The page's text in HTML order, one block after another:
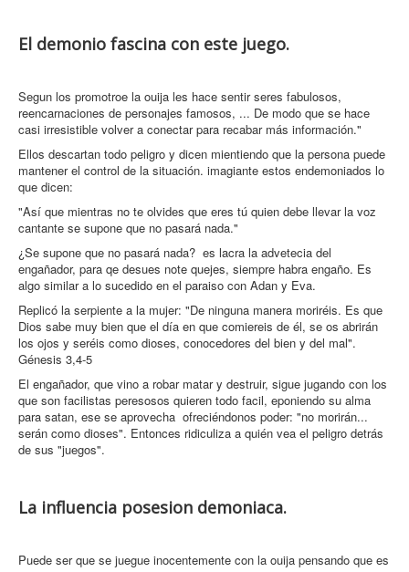
El demonio fascina con este juego.
Segun los promotroe la ouija les hace sentir seres fabulosos,
reencarnaciones de personajes famosos, ... De modo que se hace
casi irresistible volver a conectar para recabar más información."
Ellos descartan todo peligro y dicen mientiendo que la persona puede
mantener el control de la situación. imagiante estos endemoniados lo
que dicen:
"Así que mientras no te olvides que eres tú quien debe llevar la voz
cantante se supone que no pasará nada."
¿Se supone que no pasará nada? es lacra la advetecia del
engañador, para qe desues note quejes, siempre habra engaño. Es
algo similar a lo sucedido en el paraiso con Adan y Eva.
Replicó la serpiente a la mujer: "De ninguna manera moriréis. Es que
Dios sabe muy bien que el día en que comiereis de él, se os abrirán
los ojos y seréis como dioses, conocedores del bien y del mal".
Génesis 3,4-5
El engañador, que vino a robar matar y destruir, sigue jugando con los
que son facilistas peresosos quieren todo facil, eponiendo su alma
para satan, ese se aprovecha ofreciéndonos poder: "no morirán...
serán como dioses". Entonces ridiculiza a quién vea el peligro detrás
de sus "juegos".
La influencia posesion demoniaca.
Puede ser que se juegue inocentemente con la ouija pensando que es